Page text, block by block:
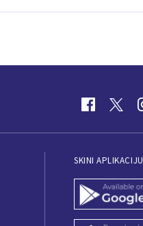
SKINI APLIKACIJU